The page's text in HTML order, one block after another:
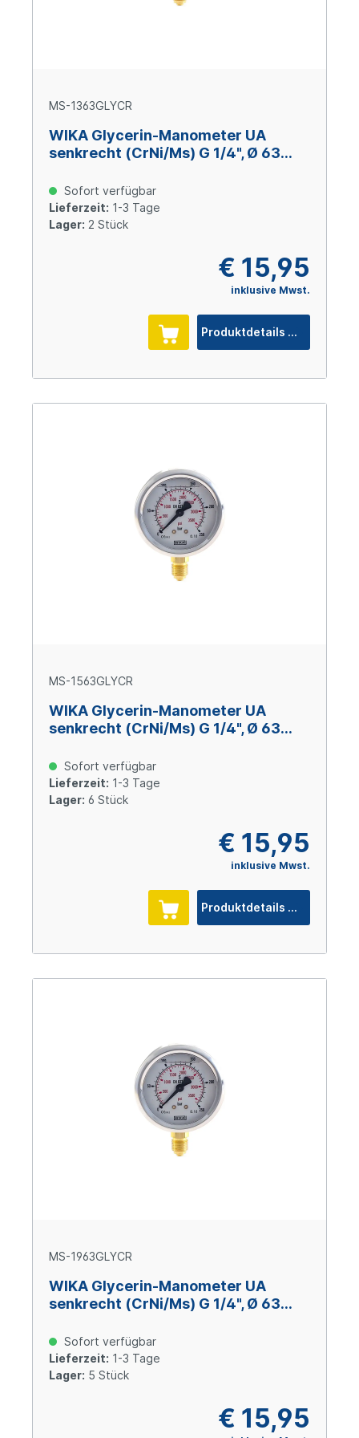
MS-1363GLYCR
WIKA Glycerin-Manometer UA
senkrecht (CrNi/Ms) G 1/4", Ø 63
Sofort verfügbar
Lieferzeit: 1-3 Tage
Lager: 2 Stück
€ 15,95
inklusive Mwst.
Produktdetails
MS-1563GLYCR
WIKA Glycerin-Manometer UA
senkrecht (CrNi/Ms) G 1/4", Ø 63
Sofort verfügbar
Lieferzeit: 1-3 Tage
Lager: 6 Stück
€ 15,95
inklusive Mwst.
Produktdetails
MS-1963GLYCR
WIKA Glycerin-Manometer UA
senkrecht (CrNi/Ms) G 1/4", Ø 63
Sofort verfügbar
Lieferzeit: 1-3 Tage
Lager: 5 Stück
€ 15,95